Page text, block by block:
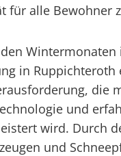
für alle Bewohner
Wintermonaten
in Ruppichteroth
die
und
wird. Durch
und